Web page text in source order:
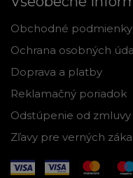
Obchodné podmienky
Ochrana osobných
Doprava a platby
Reklamačný poriadok
Odstúpenie od zmluvy
Zľavy pre verných